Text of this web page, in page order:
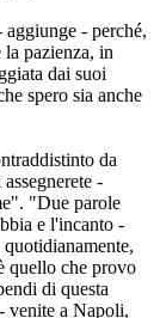
- perché,
pazienza, in
dai suoi
spero sia anche
da
-
"Due parole
e l'incanto -
quello che provo
di questa
venite a Napoli,